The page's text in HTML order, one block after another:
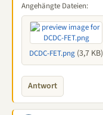
Angehängte Dateien:
DCDC-FET.png (3,7 KB)
Antwort